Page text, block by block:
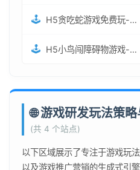
🕹️ H5贪吃蛇游戏免费玩-最好的网页在线贪吃蛇游戏-贪吃蛇H5游戏攻略
🕹️ H5小鸟闯障碍物游戏-网页在线游戏小鸟闯关
🌐 游戏研发玩法策
(共 4 个站点)
以下区域展示了专注于游戏玩
以及游戏推广营销的生成式引